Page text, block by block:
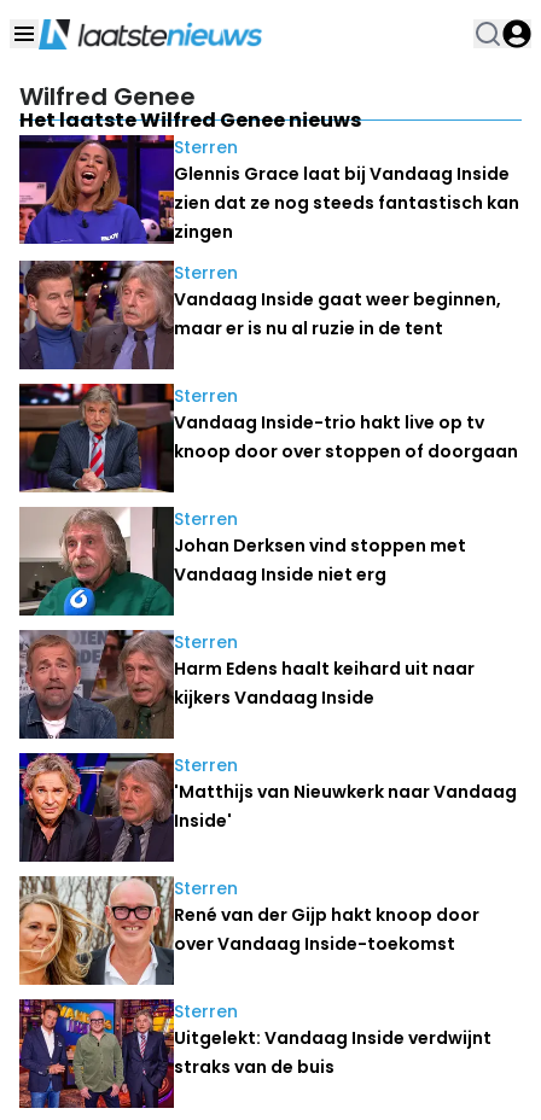
Wilfred Genee
Het laatste Wilfred Genee nieuws
Sterren
Glennis Grace laat bij Vandaag Inside
zien dat ze nog steeds fantastisch kan
zingen
Sterren
Vandaag Inside gaat weer beginnen,
maar er is nu al ruzie in de tent
Sterren
Vandaag Inside-trio hakt live op tv
knoop door over stoppen of doorgaan
Sterren
Johan Derksen vind stoppen met
Vandaag Inside niet erg
Sterren
Harm Edens haalt keihard uit naar
kijkers Vandaag Inside
Sterren
'Matthijs van Nieuwkerk naar Vandaag
Inside'
Sterren
René van der Gijp hakt knoop door
over Vandaag Inside-toekomst
Sterren
Uitgelekt: Vandaag Inside verdwijnt
straks van de buis